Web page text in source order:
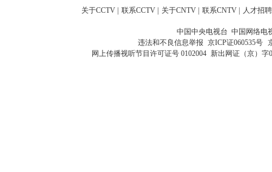
关于CCTV 联系CCTV 关于CNTV 联系CNTV 人才招聘
中国中央电视台 中国网络电
违法和不良信息举报 京ICP证060535号
网上传播视听节目许可证号 0102004 新出网证（京）